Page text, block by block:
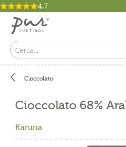
4.7
Cioccolato
Cioccolato 68%
Karuna